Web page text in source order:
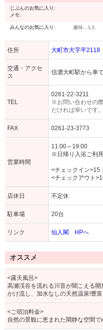
じぶんのお気に入り:
メモ:
みんなのお気に入り: 趣味… 1人
住所 大町市大字平2118
交通・アクセ
ス
信濃大町駅から車
TEL
0261-22-3211
※お問い合わせの
だければ幸いです。
FAX 0261-23-3773
営業時間
11:00～19:00
※日帰り入浴ご利
<チェックイン>15
<チェックアウト
店休日 不定休
駐車場 20台
リンク 仙人閣 HPへ
オススメ
<露天風呂>
高瀬渓谷を流れる川音が聞こえる
かけ流し、加水なしの天然温泉!豊
<ご宿泊料金>
自然の景観に恵まれた閑静な空間